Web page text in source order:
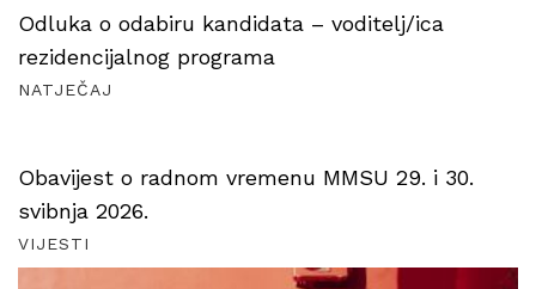
Odluka o odabiru kandidata – voditelj/ica
rezidencijalnog programa
NATJEČAJ
Obavijest o radnom vremenu MMSU 29. i 30.
svibnja 2026.
VIJESTI